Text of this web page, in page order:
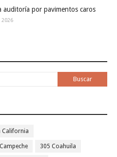
auditoría por pavimentos caros
California
305 Coahuila